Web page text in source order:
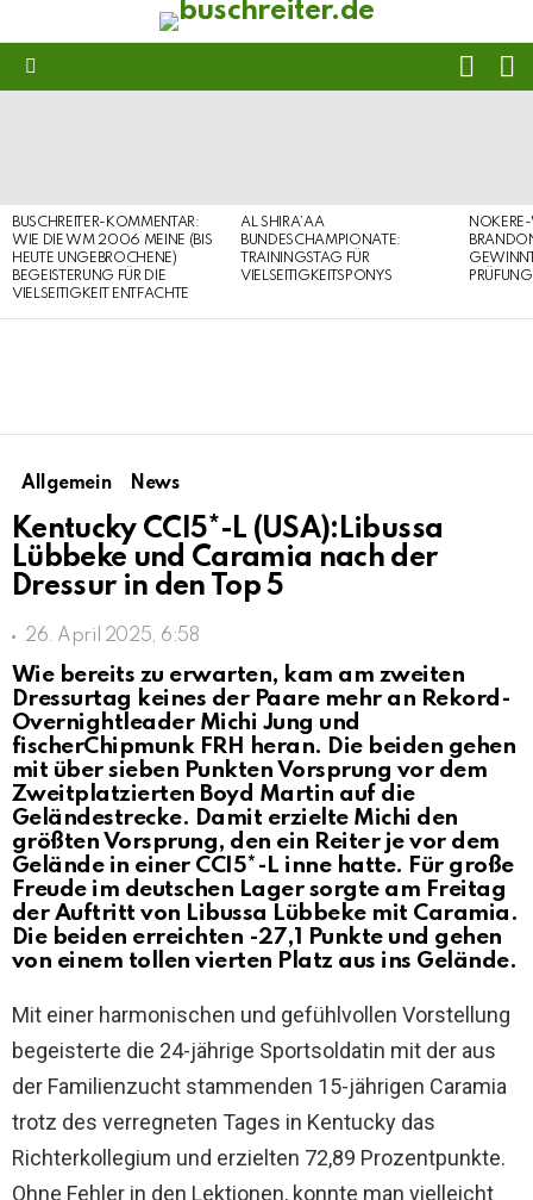
BUSCHREITER-KOMMENTAR:
WIE DIE WM 2006 MEINE (BIS
HEUTE UNGEBROCHENE)
BEGEISTERUNG FÜR DIE
VIELSEITIGKEIT ENTFACHTE
AL SHIRA’AA
BUNDESCHAMPIONATE:
TRAININGSTAG FÜR
VIELSEITIGKEITSPONYS
PRÜFUNG
Allgemein News
Kentucky CCI5*-L (USA):Libussa
Lübbeke und Caramia nach der
Dressur in den Top 5
26. April 2025, 6:58
Wie bereits zu erwarten, kam am zweiten
Dressurtag keines der Paare mehr an Rekord-
Overnightleader Michi Jung und
fischerChipmunk FRH heran. Die beiden gehen
mit über sieben Punkten Vorsprung vor dem
Zweitplatzierten Boyd Martin auf die
Geländestrecke. Damit erzielte Michi den
größten Vorsprung, den ein Reiter je vor dem
Gelände in einer CCI5*-L inne hatte. Für große
Freude im deutschen Lager sorgte am Freitag
der Auftritt von Libussa Lübbeke mit Caramia.
Die beiden erreichten -27,1 Punkte und gehen
von einem tollen vierten Platz aus ins Gelände.
Mit einer harmonischen und gefühlvollen Vorstellung
begeisterte die 24-jährige Sportsoldatin mit der aus
der Familienzucht stammenden 15-jährigen Caramia
trotz des verregneten Tages in Kentucky das
Richterkollegium und erzielten 72,89 Prozentpunkte.
Ohne Fehler in den Lektionen, konnte man vielleicht